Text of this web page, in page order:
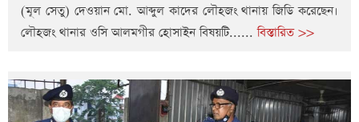
(মূল সেতু) দেওয়ান মো. আব্দুল কাদের লৌহজং থানায় জিডি করেছেন।
লৌহজং থানার ওসি আলমগীর হোসাইন বিষয়টি......বিস্তারিত >>